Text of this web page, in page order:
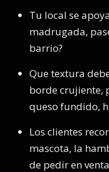
Tu local se
madrugada,
barrio?
Que textura
borde crujiente,
queso fundido,
Los clientes
mascota, la
de pedir en